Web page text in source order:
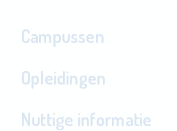
Campussen
Opleidingen
Nuttige informatie